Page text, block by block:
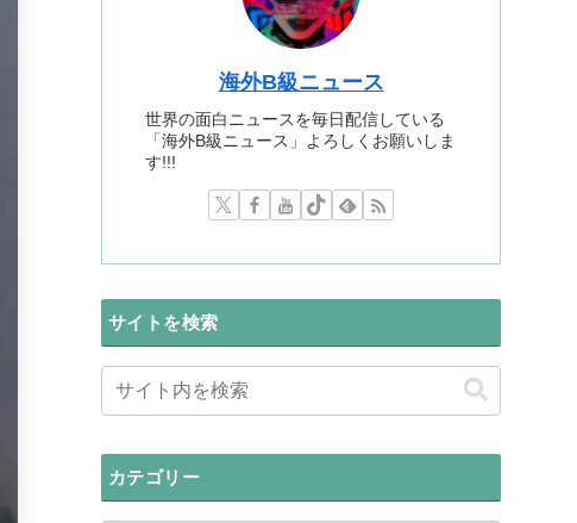
海外B級ニュース
世界の面白ニュースを毎日配信している
「海外B級ニュース」よろしくお願いしま
す!!!
サイトを検索
カテゴリー